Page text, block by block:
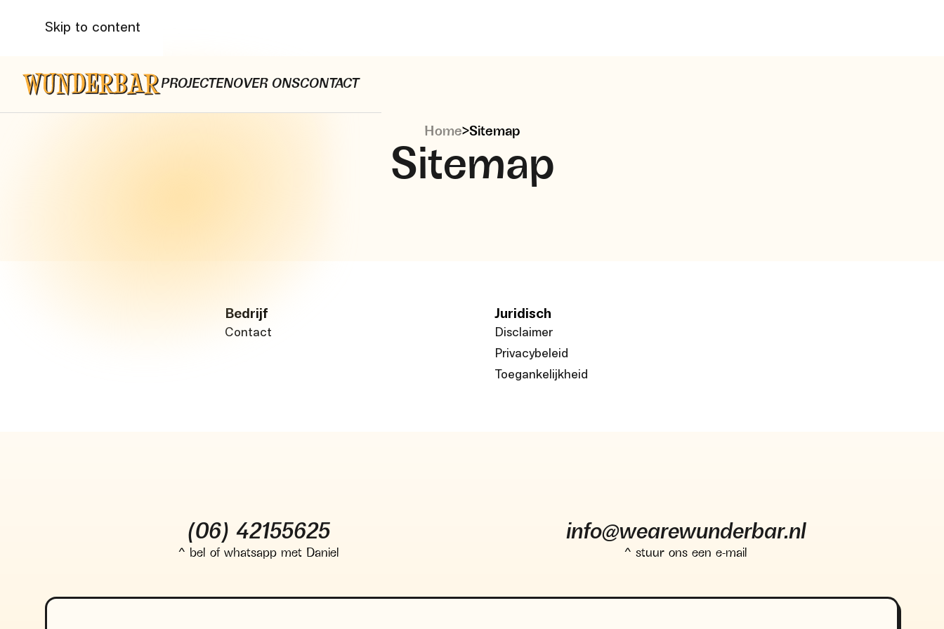
Skip to content
PROJECTENOVER ONSCONTACT
Home>Sitemap
Sitemap
Bedrijf
Contact
Juridisch
Disclaimer
Privacybeleid
Toegankelijkheid
(06) 42155625
^ bel of whatsapp met Daniel
info@wearewunderbar.nl
^ stuur ons een e-mail